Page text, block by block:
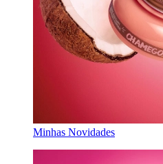
Minhas Novidades